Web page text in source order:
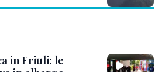
in Friuli: le